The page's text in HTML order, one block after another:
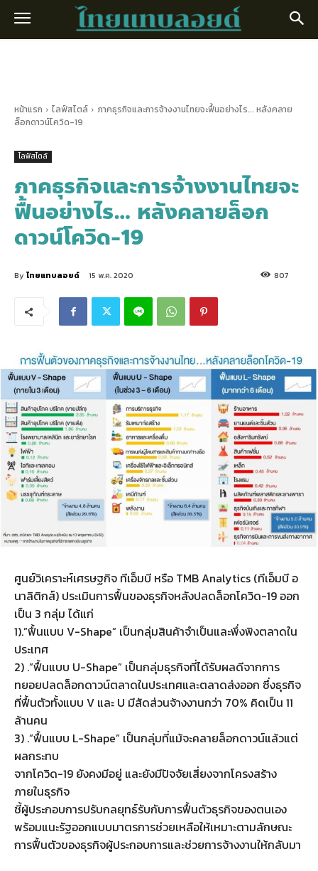
หน้าแรก ไลฟ์สไตล์
ภาคธุรกิจและการจ้างงานไทยจะฟื้นอย่างไร... หลังคลาย
ล็อกดาวน์โควิด-19
ไลฟ์สไตล์
ภาคธุรกิจและการจ้างงานไทยจะ
ฟื้นอย่างไร… หลังคลายล็อก
ดาวน์โควิด-19
By ไทยแทบลอยด์ 15 พ.ค. 2020 807
ศูนย์วิเคราะห์เศรษฐกิจ ทีเอ็มบี หรือ TMB Analytics (ทีเอ็มบี อ
นาลิติกส์) ประเมินการฟื้นของธุรกิจหลังปลดล็อกโควิด-19 ออก
เป็น 3 กลุ่ม ได้แก่
1).”ฟื้นแบบ V-Shape” เป็นกลุ่มสินค้าจำเป็นและพึ่งพิงตลาดใน
ประเทศ
2) .”ฟื้นแบบ U-Shape” เป็นกลุ่มธุรกิจที่ได้รับผลดีจากการ
ทยอยปลดล็อกดาวน์ตลาดในประเทศและตลาดส่งออก ซึ่งธุรกิจ
ที่ฟื้นตัวทั้งแบบ V และ U มีสัดส่วนจ้างงานกว่า 70% คิดเป็น 11
ล้านคน
3) .”ฟื้นแบบ L-Shape” เป็นกลุ่มที่แม้จะคลายล็อกดาวน์แล้วแต่
ผลกระทบ
จากโควิด-19 ยังคงมีอยู่ และยังมีปัจจัยเสี่ยงจากโครงสร้าง
ภายในธุรกิจ
ชี้ผู้ประกอบการปรับกลยุทธ์รับกับการฟื้นตัวธุรกิจของตนเอง
พร้อมแนะรัฐออกแบบมาตรการช่วยเหลือให้เหมาะตามลักษณะ
การฟื้นตัวของธุรกิจผู้ประกอบการและช่วยการจ้างงานให้กลับมา